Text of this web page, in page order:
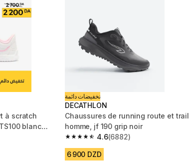
à scratch
blanc
4852 reviews
تخفيضات دائمة
DECATHLON
Chaussures de running route et trail
homme, jf 190 grip noir
4.6
4.6 out of 5 stars from 6882 reviews
(6882)
6 900 DZD